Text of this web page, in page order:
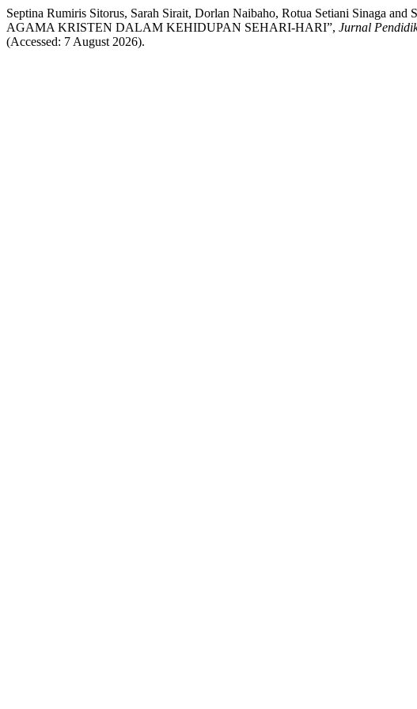
Septina Rumiris Sitorus, Sarah Sirait, Dorlan Naibaho, Rotua Setiani
AGAMA KRISTEN DALAM KEHIDUPAN SEHARI-HARI”, Jurnal
(Accessed: 7 August 2026).